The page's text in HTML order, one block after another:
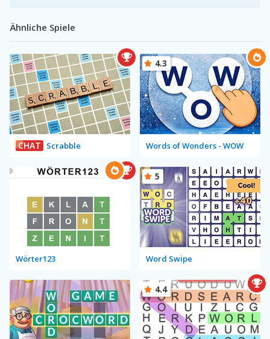
Ähnliche Spiele
CHAT Scrabble Words of Wonders - WOW
4.3
Wörter123 Word Swipe
5
4.4